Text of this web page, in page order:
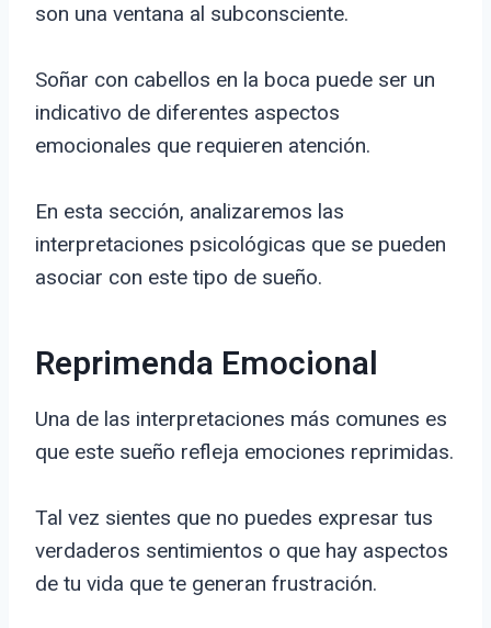
son una ventana al subconsciente.
Soñar con cabellos en la boca puede ser un
indicativo de diferentes aspectos
emocionales que requieren atención.
En esta sección, analizaremos las
interpretaciones psicológicas que se pueden
asociar con este tipo de sueño.
Reprimenda Emocional
Una de las interpretaciones más comunes es
que este sueño refleja emociones reprimidas.
Tal vez sientes que no puedes expresar tus
verdaderos sentimientos o que hay aspectos
de tu vida que te generan frustración.